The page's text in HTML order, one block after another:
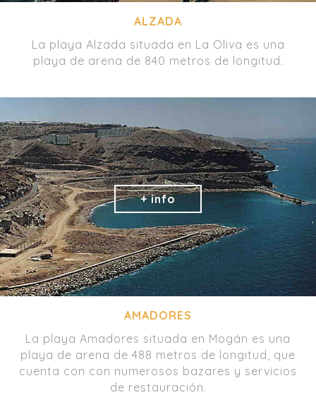
ALZADA
La playa Alzada situada en La Oliva es una
playa de arena de 840 metros de longitud.
AMADORES
La playa Amadores situada en Mogán es una
playa de arena de 488 metros de longitud, que
cuenta con con numerosos bazares y servicios
de restauración.